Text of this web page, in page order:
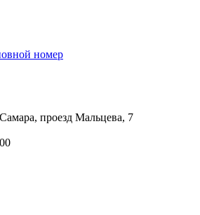
номер
проезд Мальцева, 7